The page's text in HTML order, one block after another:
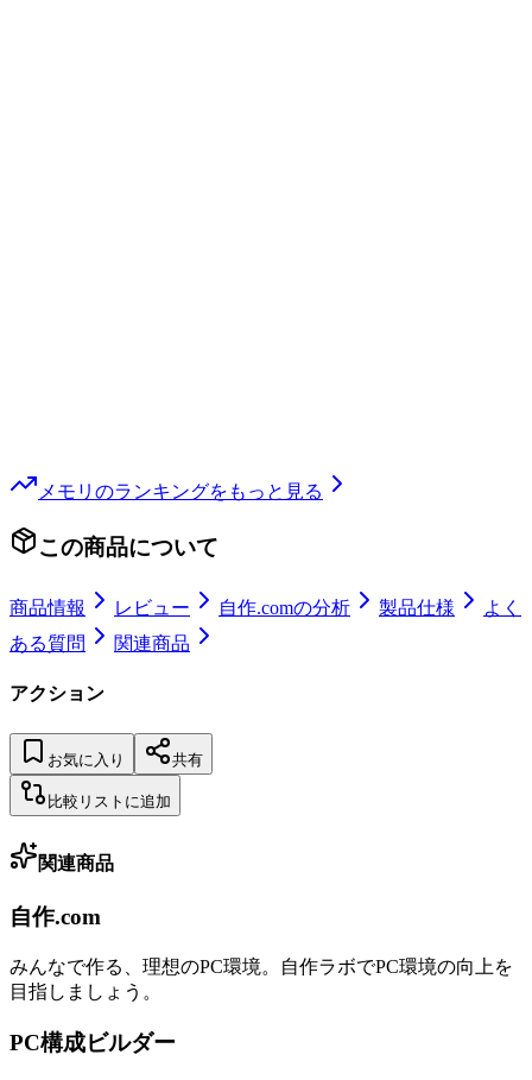
メモリ のランキングをもっと見る
この商品について
商品情報 レビュー 自作.comの分析 製品仕様
よく
ある質問
関連商品
アクション
お気に入り 共有
比較リストに追加
関連商品
自作.com
みんなで作る、理想のPC環境。 自作ラボでPC環境の向上を
目指しましょう。
PC構成ビルダー